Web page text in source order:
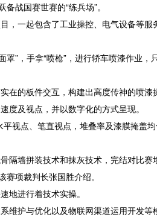
战国赛世赛的“练兵场”。
一起包含了工业操控、电气设备等服
，手拿“喷枪”，进行轿车喷漆作业，
的板件交互，构建出高度传神的喷漆
度及视点，并以数字化的方式呈现。
点、笔直视点，堆叠率及漆膜掩盖
墙拼装技术和抹灰技术，完结对比赛
项裁判长张国胜介绍。
进行着技术实操。
护与优化以及物联网渠道运用开发等